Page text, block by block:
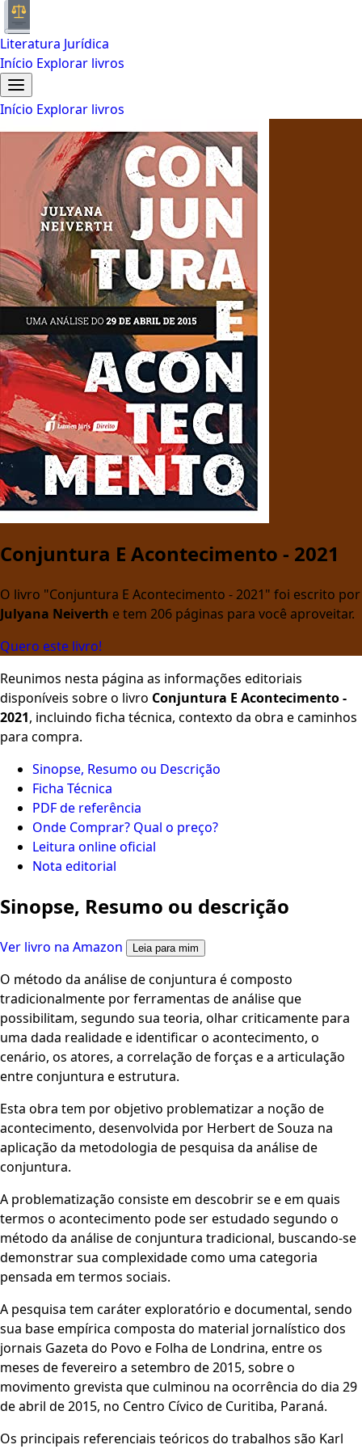
Literatura Jurídica
Início Explorar livros
Início Explorar livros
Conjuntura E Acontecimento - 2021
O livro "Conjuntura E Acontecimento - 2021" foi escrito por
Julyana Neiverth e tem 206 páginas para você aproveitar.
Quero este livro!
Reunimos nesta página as informações editoriais
disponíveis sobre o livro Conjuntura E Acontecimento -
2021, incluindo ficha técnica, contexto da obra e caminhos
para compra.
Sinopse, Resumo ou Descrição
Ficha Técnica
PDF de referência
Onde Comprar? Qual o preço?
Leitura online oficial
Nota editorial
Sinopse, Resumo ou descrição
Ver livro na Amazon Leia para mim
O método da análise de conjuntura é composto
tradicionalmente por ferramentas de análise que
possibilitam, segundo sua teoria, olhar criticamente para
uma dada realidade e identificar o acontecimento, o
cenário, os atores, a correlação de forças e a articulação
entre conjuntura e estrutura.
Esta obra tem por objetivo problematizar a noção de
acontecimento, desenvolvida por Herbert de Souza na
aplicação da metodologia de pesquisa da análise de
conjuntura.
A problematização consiste em descobrir se e em quais
termos o acontecimento pode ser estudado segundo o
método da análise de conjuntura tradicional, buscando-se
demonstrar sua complexidade como uma categoria
pensada em termos sociais.
A pesquisa tem caráter exploratório e documental, sendo
sua base empírica composta do material jornalístico dos
jornais Gazeta do Povo e Folha de Londrina, entre os
meses de fevereiro a setembro de 2015, sobre o
movimento grevista que culminou na ocorrência do dia 29
de abril de 2015, no Centro Cívico de Curitiba, Paraná.
Os principais referenciais teóricos do trabalhos são Karl